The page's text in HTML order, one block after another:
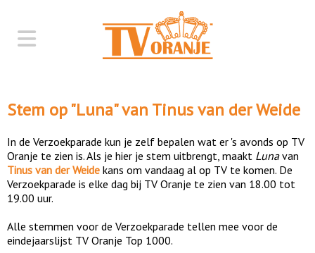
Stem op "Luna" van Tinus van der Weide
In de Verzoekparade kun je zelf bepalen wat er 's avonds op TV
Oranje te zien is. Als je hier je stem uitbrengt, maakt Lunavan
Tinus van der Weide kans om vandaag al op TV te komen. De
Verzoekparade is elke dag bij TV Oranje te zien van 18.00 tot
19.00 uur.
Alle stemmen voor de Verzoekparade tellen mee voor de
eindejaarslijst TV Oranje Top 1000.